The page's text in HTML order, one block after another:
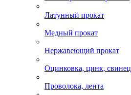
Латунный прокат
Медный прокат
Нержавеющий прокат
Оцинковка, цинк, свинец
Проволока, лента